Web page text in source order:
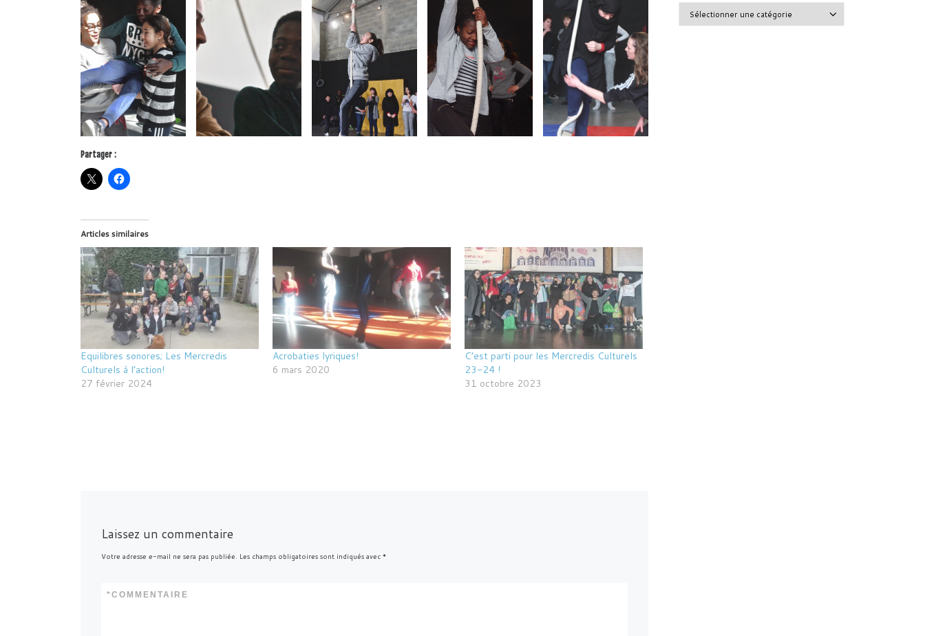
Partager :
Articles similaires
Equilibres sonores; Les Mercredis
Culturels à l’action!
27 février 2024
Acrobaties lyriques!
6 mars 2020
C’est parti pour les Mercredis Culturels
23-24 !
31 octobre 2023
Laissez un commentaire
Votre adresse e-mail ne sera pas publiée. Les champs obligatoires sont indiqués avec *
COMMENTAIRE
*